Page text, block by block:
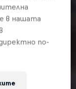
в нашата
по-